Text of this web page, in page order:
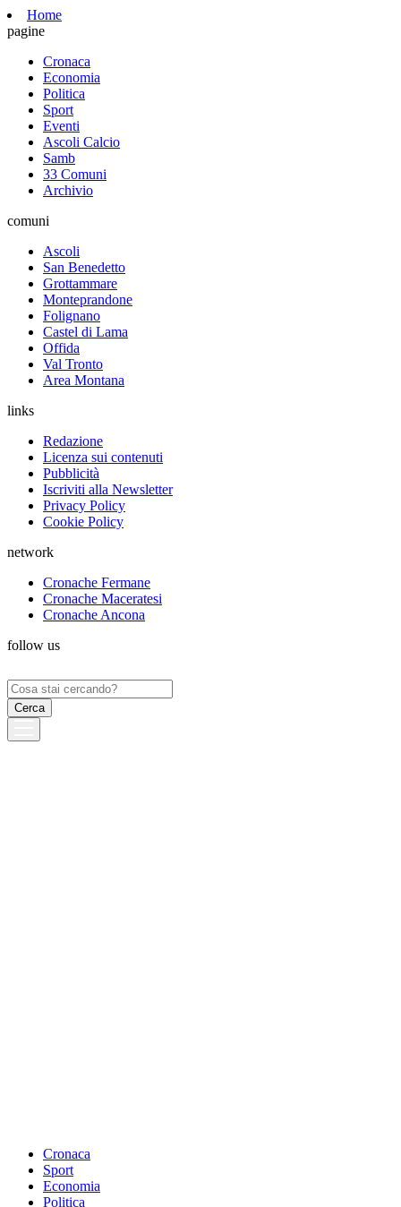
Home
pagine
Cronaca
Economia
Politica
Sport
Eventi
Ascoli Calcio
Samb
33 Comuni
Archivio
comuni
Ascoli
San Benedetto
Grottammare
Monteprandone
Folignano
Castel di Lama
Offida
Val Tronto
Area Montana
links
Redazione
Licenza sui contenuti
Pubblicità
Iscriviti alla Newsletter
Privacy Policy
Cookie Policy
network
Cronache Fermane
Cronache Maceratesi
Cronache Ancona
follow us
Ricerca
per:
Cronaca
Sport
Economia
Politica